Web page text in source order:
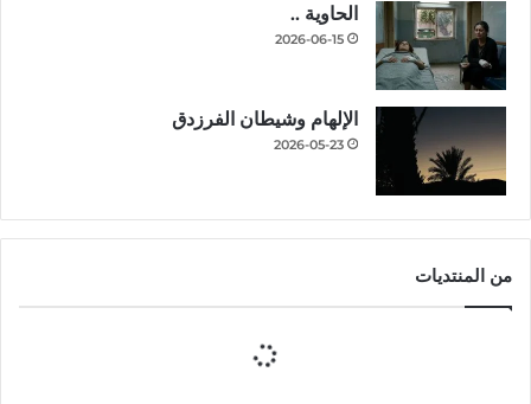
الحاوية ..
2026-06-15
الإلهام وشيطان الفرزدق
2026-05-23
من المنتديات